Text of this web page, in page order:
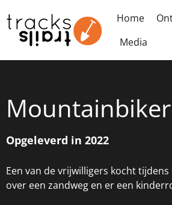
Home
Media
Opgeleverd in 2022
Een van de vrijwilligers kocht
over een zandweg en er een